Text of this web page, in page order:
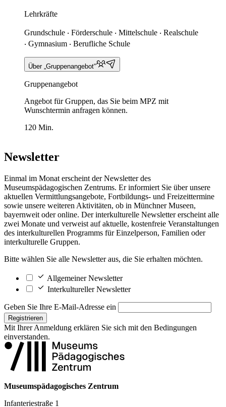
Lehrkräfte
Grundschule ‧ Förderschule ‧ Mittelschule ‧ Realschule
‧ Gymnasium ‧ Berufliche Schule
Über „Gruppenangebot“
Gruppenangebot
Angebot für Gruppen, das Sie beim MPZ mit
Wunschtermin anfragen können.
120 Min.
Newsletter
Einmal im Monat erscheint der Newsletter des
Museumspädagogischen Zentrums. Er informiert Sie über unsere
aktuellen Vermittlungsangebote, Fortbildungs- und Freizeittermine
sowie unsere weiteren Aktivitäten, ob in Münchner Museen,
bayernweit oder online. Der interkulturelle Newsletter erscheint alle
zwei Monate und verweist auf aktuelle, kostenfreie Veranstaltungen
des interkulturellen Programms für Einzelperson, Familien oder
interkulturelle Gruppen.
Bitte wählen Sie alle Newsletter aus, die Sie erhalten möchten.
Allgemeiner Newsletter
Interkultureller Newsletter
Geben Sie Ihre E-Mail-Adresse ein
Registrieren
Mit Ihrer Anmeldung erklären Sie sich mit den Bedingungen
einverstanden.
Museumspädagogisches Zentrum
Infanteriestraße 1